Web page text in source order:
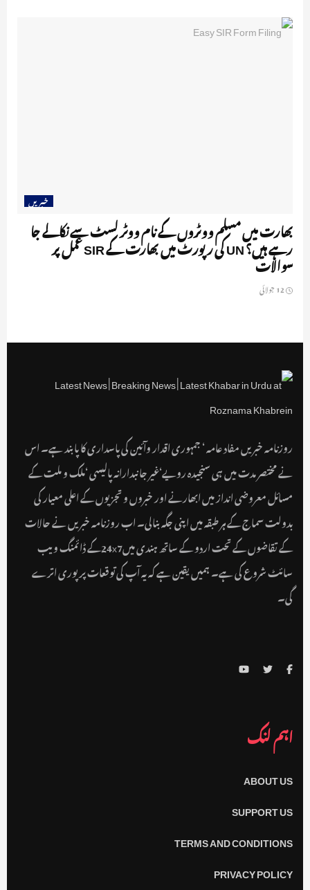
خبریں
بھارت میں مسلم ووٹروں کے نام ووٹر لسٹ سے نکالے جا
رہے ہیں؟ UN کی رپورٹ میں بھارت کے SIR عمل پر
سوالات
روزنامہ خبریں مفاد عامہ ‘ جمہوری اقدار وآئین کی پاسداری کا پابند ہے۔ اس
نے مختصر مدت میں ہی سنجیدہ رویے‘غیر جانبدارانہ پالیسی ‘ملک و ملت کے
مسائل معروضی انداز میں ابھارنے اور خبروں و تجزیوں کے اعلی معیار کی
بدولت سماج کے ہر طبقہ میں اپنی جگہ بنالی۔ اب روزنامہ خبریں نے حالات
کے تقاضوں کے تحت اردو کے ساتھ ہندی میں24x7کے ڈائمنگ ویب
سائٹ شروع کی ہے۔ ہمیں یقین ہے کہ یہ آپ کی توقعات پر پوری اترے
گی۔
اہم لنک
ABOUT US
SUPPORT US
TERMS AND CONDITIONS
PRIVACY POLICY